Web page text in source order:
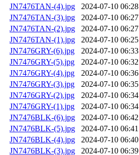
JN7476TAN-(4).jpg
2024-07-10 06:28
JN7476TAN-(3).jpg
2024-07-10 06:27
JN7476TAN-(2).jpg
2024-07-10 06:27
JN7476TAN-(1).jpg
2024-07-10 06:25
JN7476GRY-(6).jpg
2024-07-10 06:33
JN7476GRY-(5).jpg
2024-07-10 06:32
JN7476GRY-(4).jpg
2024-07-10 06:36
JN7476GRY-(3).jpg
2024-07-10 06:35
JN7476GRY-(2).jpg
2024-07-10 06:34
JN7476GRY-(1).jpg
2024-07-10 06:34
JN7476BLK-(6).jpg
2024-07-10 06:42
JN7476BLK-(5).jpg
2024-07-10 06:41
JN7476BLK-(4).jpg
2024-07-10 06:40
JN7476BLK-(3).jpg
2024-07-10 06:39